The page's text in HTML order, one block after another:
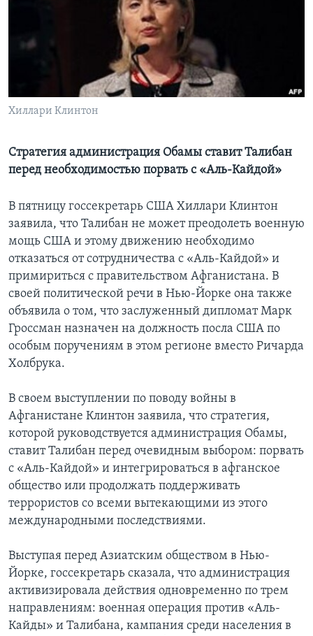
Хиллари Клинтон
Стратегия администрация Обамы ставит Талибан
перед необходимостью порвать с «Аль-Кайдой»
В пятницу госсекретарь США Хиллари Клинтон
заявила, что Талибан не может преодолеть военную
мощь США и этому движению необходимо
отказаться от сотрудничества с «Аль-Кайдой» и
примириться с правительством Афганистана. В
своей политической речи в Нью-Йорке она также
объявила о том, что заслуженный дипломат Марк
Гроссман назначен на должность посла США по
особым поручениям в этом регионе вместо Ричарда
Холбрука.
В своем выступлении по поводу войны в
Афганистане Клинтон заявила, что стратегия,
которой руководствуется администрация Обамы,
ставит Талибан перед очевидным выбором: порвать
с «Аль-Кайдой» и интегрироваться в афганское
общество или продолжать поддерживать
террористов со всеми вытекающими из этого
международными последствиями.
Выступая перед Азиатским обществом в Нью-
Йорке, госсекретарь сказала, что администрация
активизировала действия одновременно по трем
направлениям: военная операция против «Аль-
Кайды» и Талибана, кампания среди населения в